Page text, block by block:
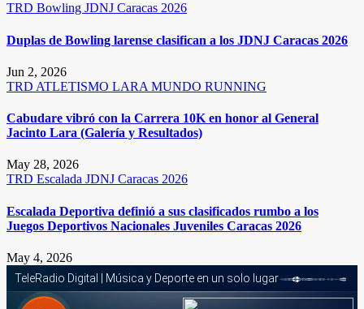
TRD Bowling JDNJ Caracas 2026
Duplas de Bowling larense clasifican a los JDNJ Caracas 2026
Jun 2, 2026
TRD ATLETISMO LARA MUNDO RUNNING
Cabudare vibró con la Carrera 10K en honor al General
Jacinto Lara (Galería y Resultados)
May 28, 2026
TRD Escalada JDNJ Caracas 2026
Escalada Deportiva definió a sus clasificados rumbo a los
Juegos Deportivos Nacionales Juveniles Caracas 2026
May 4, 2026